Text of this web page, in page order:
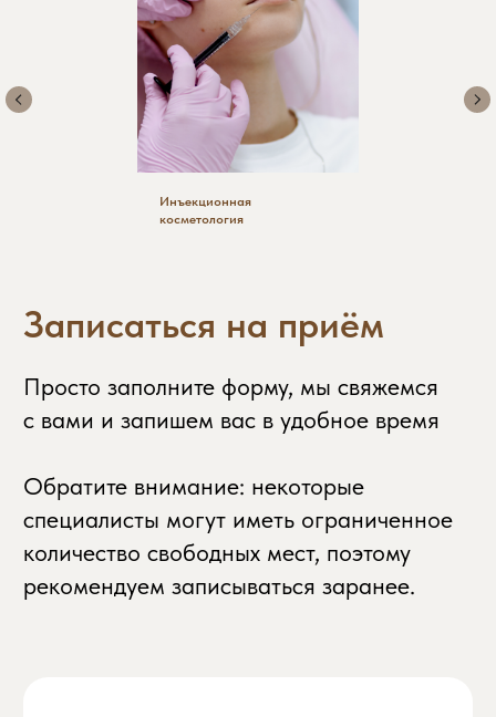
Инъекционная
косметология